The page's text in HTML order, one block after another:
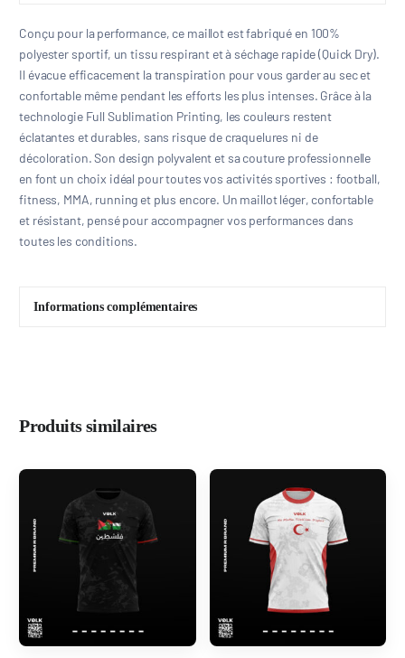
Conçu pour la performance, ce maillot est fabriqué en 100%
polyester sportif, un tissu respirant et à séchage rapide (Quick Dry).
Il évacue efficacement la transpiration pour vous garder au sec et
confortable même pendant les efforts les plus intenses. Grâce à la
technologie Full Sublimation Printing, les couleurs restent
éclatantes et durables, sans risque de craquelures ni de
décoloration. Son design polyvalent et sa couture professionnelle
en font un choix idéal pour toutes vos activités sportives : football,
fitness, MMA, running et plus encore. Un maillot léger, confortable
et résistant, pensé pour accompagner vos performances dans
toutes les conditions.
Informations complémentaires
Produits similaires